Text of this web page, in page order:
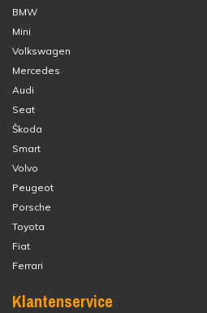
BMW
Mini
Volkswagen
Mercedes
Audi
Seat
Škoda
Smart
Volvo
Peugeot
Porsche
Toyota
Fiat
Ferrari
Klantenservice